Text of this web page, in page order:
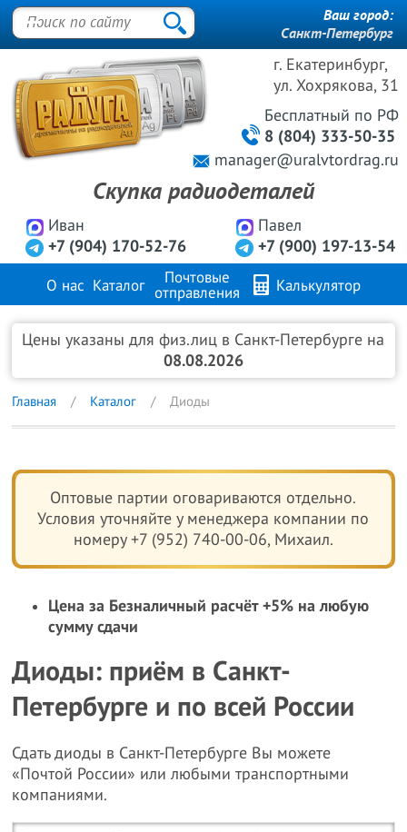
г. Екатеринбург,
ул. Хохрякова, 31
Иван
+7 (904) 170-52-76
Павел
+7 (900) 197-13-54
Бесплатный по РФ
8 (804) 333-50-35
manager@uralvtordrag.ru
Скупка радиодеталей
Ваш город:
Санкт-Петербург
О нас Каталог
Почтовые
отправления
Калькулятор
Продажа металлов FAQ Контакты
Цены указаны для физ.лиц в Санкт-Петербурге на
08.08.2026
Главная Каталог Диоды
Оптовые партии оговариваются отдельно.
Условия уточняйте у менеджера компании по
номеру +7 (952) 740-00-06, Михаил.
Цена за Безналичный расчёт +5% на любую
сумму сдачи
Диоды: приём в Санкт-
Петербурге и по всей России
Сдать диоды в Санкт-Петербурге Вы можете
«Почтой России» или любыми транспортными
компаниями.